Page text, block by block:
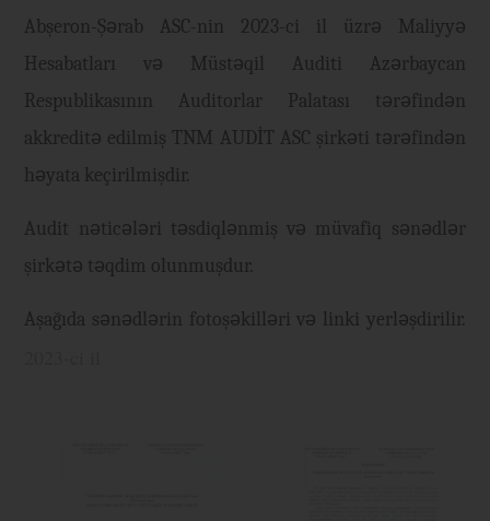
Abşeron-Şərab ASC-nin 2023-ci il üzrə Maliyyə
Hesabatları və Müstəqil Auditi Azərbaycan
Respublikasının Auditorlar Palatası tərəfindən
akkreditə edilmiş TNM AUDİT ASC şirkəti tərəfindən
həyata keçirilmişdir.
Audit nəticələri təsdiqlənmiş və müvafiq sənədlər
şirkətə təqdim olunmuşdur.
Aşağıda sənədlərin fotoşəkilləri və linki yerləşdirilir.